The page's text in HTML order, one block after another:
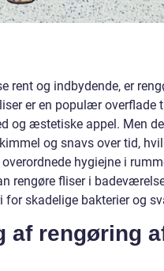
rent og indbydende, er
er en populær overflade
og æstetiske appel. Men
og snavs over tid,
hygiejne i
rengøre fliser i
for skadelige bakterier og
af rengøring